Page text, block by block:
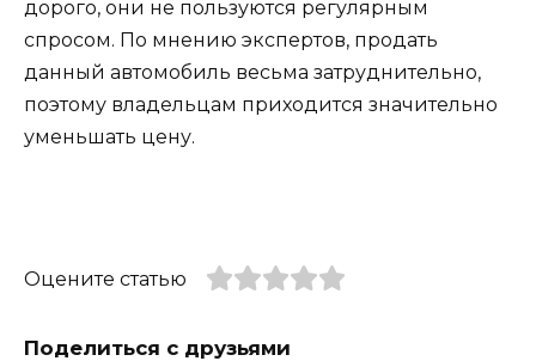
дорого, они не пользуются регулярным
спросом. По мнению экспертов, продать
данный автомобиль весьма затруднительно,
поэтому владельцам приходится значительно
уменьшать цену.
Оцените статью
Поделиться с друзьями